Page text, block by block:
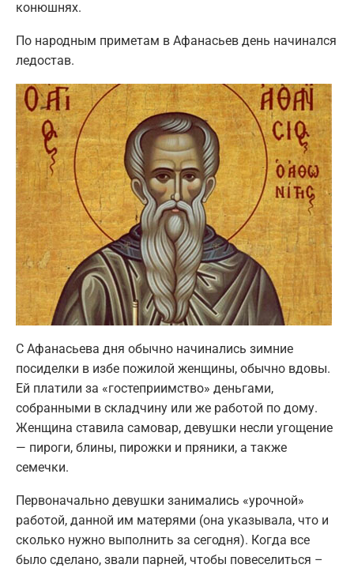
конюшнях.
По народным приметам в Афанасьев день начинался
ледостав.
С Афанасьева дня обычно начинались зимние
посиделки в избе пожилой женщины, обычно вдовы.
Ей платили за «гостеприимство» деньгами,
собранными в складчину или же работой по дому.
Женщина ставила самовар, девушки несли угощение
— пироги, блины, пирожки и пряники, а также
семечки.
Первоначально девушки занимались «урочной»
работой, данной им матерями (она указывала, что и
сколько нужно выполнить за сегодня). Когда все
было сделано, звали парней, чтобы повеселиться –